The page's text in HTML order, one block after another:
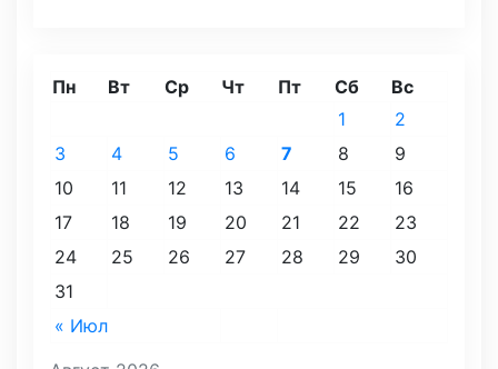
Пн Вт Ср Чт Пт Сб Вс
« Июл
1
2
3
4 5 6 7 8
9
10
11 12 13 14 15
16
17
18 19 20 21 22
23
24
25 26 27 28 29
30
31